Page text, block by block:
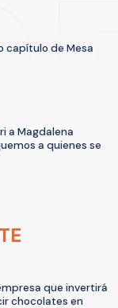
capítulo de Mesa
a Magdalena
a quienes se
que invertirá
chocolates en